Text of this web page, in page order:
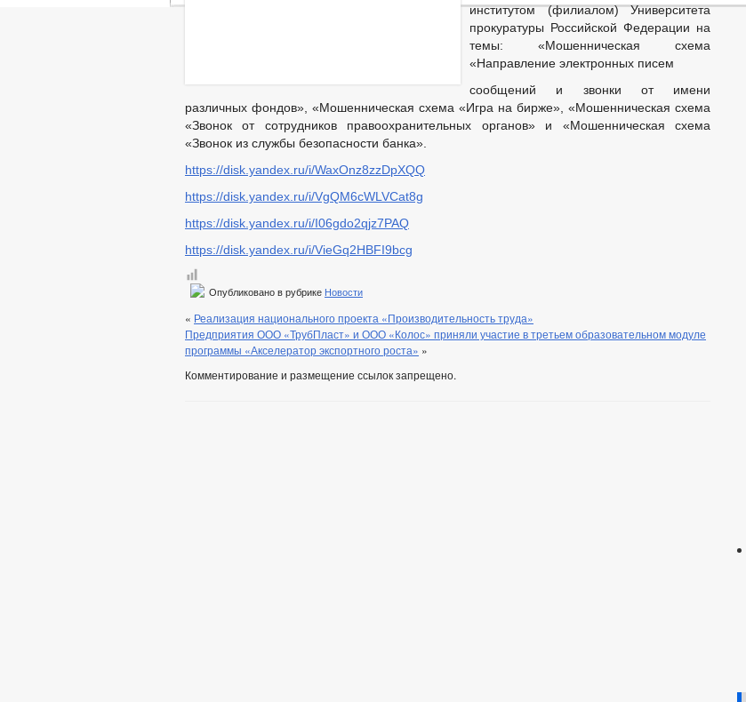
институтом (филиалом) Университета
прокуратуры Российской Федерации на
темы: «Мошенническая схема
«Направление электронных писем
сообщений и звонки от имени
различных фондов», «Мошенническая схема «Игра на бирже», «Мошенническая схема
«Звонок от сотрудников правоохранительных органов» и «Мошенническая схема
«Звонок из службы безопасности банка».
https://disk.yandex.ru/i/WaxOnz8zzDpXQQ
https://disk.yandex.ru/i/VgQM6cWLVCat8g
https://disk.yandex.ru/i/I06gdo2qjz7PAQ
https://disk.yandex.ru/i/VieGq2HBFI9bcg
Опубликовано в рубрике Новости
« Реализация национального проекта «Производительность труда»
Предприятия ООО «ТрубПласт» и ООО «Колос» приняли участие в третьем образовательном модуле
программы «Акселератор экспортного роста» »
Комментирование и размещение ссылок запрещено.